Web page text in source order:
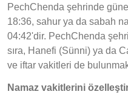
PechChenda şehrinde
18:36, sahur ya da sabah
04:42'dir. PechChenda
sıra, Hanefi (Sünni) ya da
ve iftar vakitleri de
Namaz vakitlerini